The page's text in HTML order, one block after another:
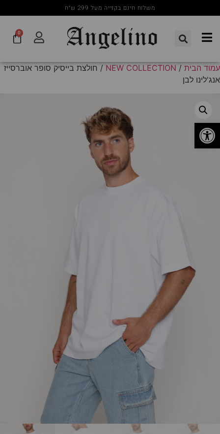
פתח סרגל נגישות
משלוח חינם בקנייה מעל 299 ש״ח
0
עמוד הבית /
NEW COLLECTION / חולצת בייסיק סופר אוברסייז
אנג'לינו לבן